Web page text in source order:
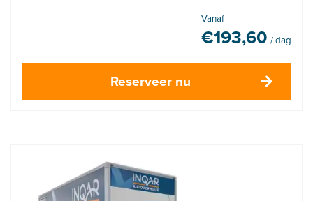
Vanaf
€193,60 / dag
Reserveer nu